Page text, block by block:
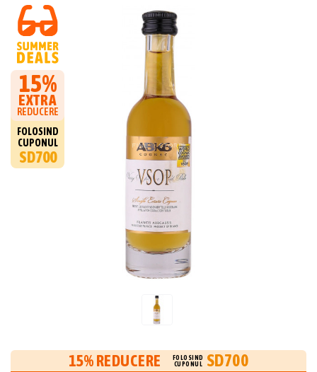
15%
EXTRA
REDUCERE
FOLOSIND
CUPONUL
SD700
15% REDUCERE
FOLOSIND
CUPONUL
SD700